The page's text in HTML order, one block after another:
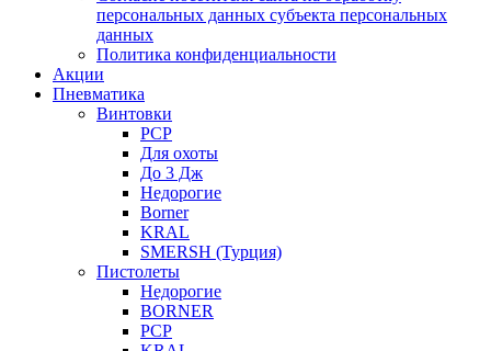
персональных данных субъекта персональных
данных
Политика конфиденциальности
Акции
Пневматика
Винтовки
PCP
Для охоты
До 3 Дж
Недорогие
Borner
KRAL
SMERSH (Турция)
Пистолеты
Недорогие
BORNER
PCP